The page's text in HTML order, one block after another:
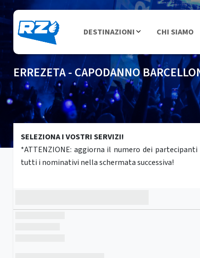
DESTINAZIONI CHI SIAMO
ERREZETA - CAPODANNO
SELEZIONA I VOSTRI SERVIZI!
*ATTENZIONE: aggiorna il numero dei
tutti i nominativi nella schermata successiva!